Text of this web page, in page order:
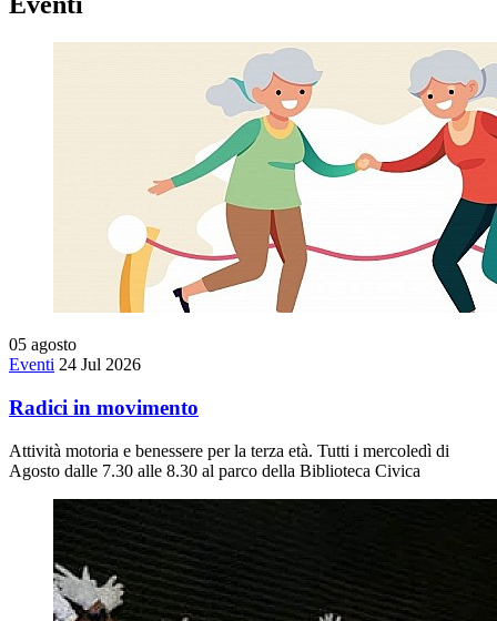
05 agosto
Eventi 24 Jul 2026
Radici in movimento
Attività motoria e benessere per la terza età. Tutti i mercoledì di
Agosto dalle 7.30 alle 8.30 al parco della Biblioteca Civica